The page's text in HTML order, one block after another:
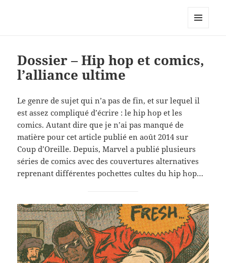
Le site personnel d'Antoine Oury
Dossier – Hip hop et comics,
l’alliance ultime
Le genre de sujet qui n’a pas de fin, et sur lequel il
est assez compliqué d’écrire : le hip hop et les
comics. Autant dire que je n’ai pas manqué de
matière pour cet article publié en août 2014 sur
Coup d’Oreille. Depuis, Marvel a publié plusieurs
séries de comics avec des couvertures alternatives
reprenant différentes pochettes cultes du hip hop…